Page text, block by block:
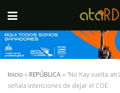
Inicio » REPÚBLICA»“No hay vuelta
señala intenciones de dejar el COE